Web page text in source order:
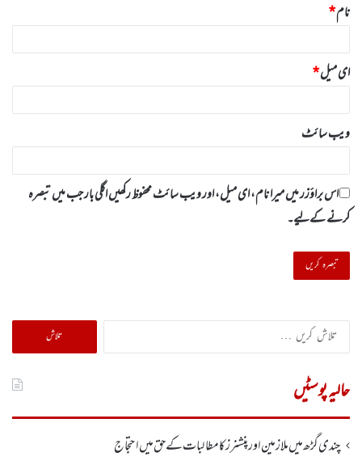
نام*
ای میل*
ویب‌ سائٹ
اس براؤزر میں میرا نام، ای میل، اور ویب سائٹ محفوظ رکھیں اگلی بار جب میں تبصرہ
کرنے کےلیے۔
تلاش
کریں
حالیہ پوسٹیں
چندی گڑھ میں ملازمین اور پنشنرز کا مطالبات کے حق میں احتجاج